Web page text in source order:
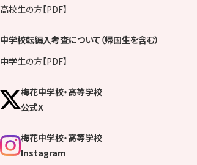
高校生の方【PDF】
中学校転編入考査について（帰国生を含む）
中学生の方【PDF】
梅花中学校・高等学校
公式X
梅花中学校・高等学校
Instagram